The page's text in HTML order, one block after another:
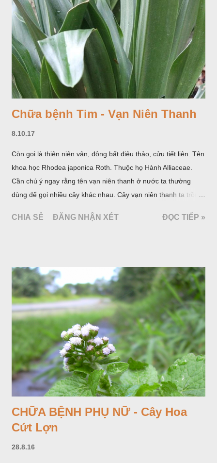
Chữa bệnh Tim - Vạn Niên Thanh
8.10.17
Còn gọi là thiên niên vận, đông bất điêu thảo, cửu tiết liên. Tên
khoa học Rhodea japonica Roth. Thuộc họ Hành Alliaceae.
Cần chú ý ngay rằng tên vạn niên thanh ở nước ta thường
dùng để gọi nhiều cây khác nhau. Cây vạn niên thanh ta trồng
Araceae. Còn cây vạn niên thanh giới thiệu ở đây thuộc họ
CHIA SẺ ĐĂNG NHẬN XÉT ĐỌC TIẾP »
CHỮA BỆNH PHỤ NỮ - Cây Hoa
Cứt Lợn
28.8.16